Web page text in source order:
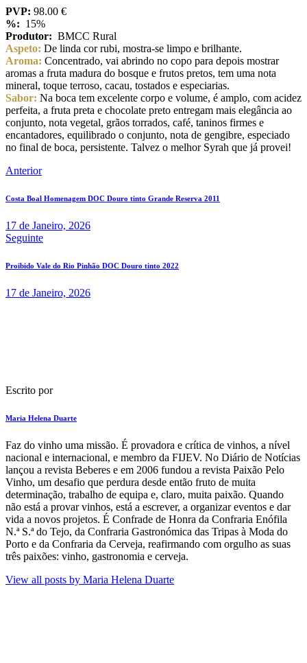
PVP: 98.00 €
%: 15%
Produtor: BMCC Rural
Aspeto: De linda cor rubi, mostra-se limpo e brilhante.
Aroma: Concentrado, vai abrindo no copo para depois mostrar
aromas a fruta madura do bosque e frutos pretos, tem uma nota
mineral, toque terroso, cacau, tostados e especiarias.
Sabor: Na boca tem excelente corpo e volume, é amplo, com acidez
perfeita, a fruta preta e chocolate preto entregam mais elegância ao
conjunto, nota vegetal, grãos torrados, café, taninos firmes e
encantadores, equilibrado o conjunto, nota de gengibre, especiado
no final de boca, persistente. Talvez o melhor Syrah que já provei!
Navegação
de
Anterior
Costa Boal Homenagem DOC Douro tinto Grande Reserva 2011
17 de Janeiro, 2026
Seguinte
Proibido Vale do Rio Pinhão DOC Douro tinto 2022
17 de Janeiro, 2026
Escrito por
Maria Helena Duarte
F​az do vinho uma missão. É provadora e crítica de vinhos​, a nível
nacional e internacional, e membro da FIJEV. ​No Diário de Notícias​
lançou a revista Beberes​ e em 2006 fundou a revista Paixão Pelo
Vinho, um desafio que perdura​ desde então fruto de muita
determinação, trabalho de equipa e, claro, muita paixão. Quando
não está a provar vinhos, está a escrever, a organizar eventos e dar
vida a novos projetos​. É Confrade de Honra da Confraria Enófila
N.ª S.ª do Tejo, da Confraria Gastronómica das Tripas à Moda do
Porto e da Confraria da Cerveja, reafirmando com orgulho as suas
três paixões: vinho, gastronomia e cerveja.
View all posts by Maria Helena Duarte